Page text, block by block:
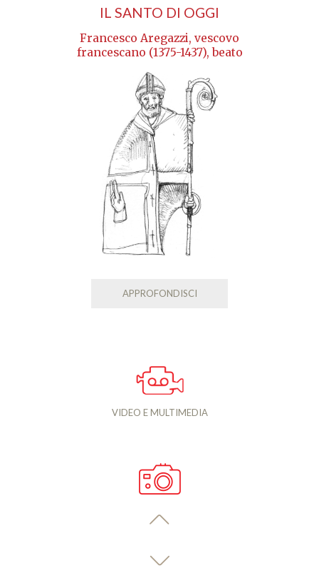
IL SANTO DI OGGI
Francesco Aregazzi, vescovo
francescano (1375-1437), beato
APPROFONDISCI
VIDEO E MULTIMEDIA